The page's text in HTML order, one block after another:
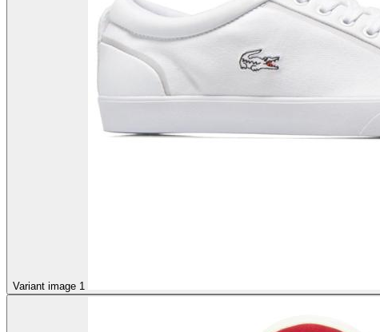
Variant image 1